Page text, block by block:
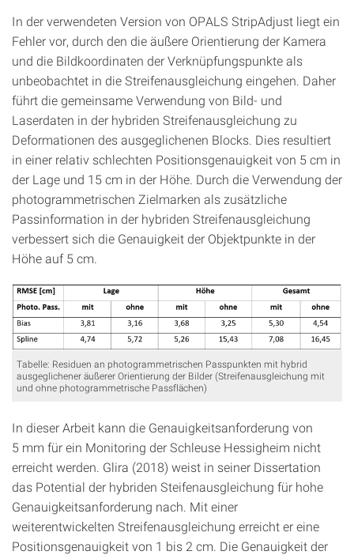
In der verwendeten Version von OPALS StripAdjust liegt ein
Fehler vor, durch den die äußere Orientierung der Kamera
und die Bildkoordinaten der Verknüpfungspunkte als
unbeobachtet in die Streifenausgleichung eingehen. Daher
führt die gemeinsame Verwendung von Bild- und
Laserdaten in der hybriden Streifenausgleichung zu
Deformationen des ausgeglichenen Blocks. Dies resultiert
in einer relativ schlechten Positionsgenauigkeit von 5 cm in
der Lage und 15 cm in der Höhe. Durch die Verwendung der
photogrammetrischen Zielmarken als zusätzliche
Passinformation in der hybriden Streifenausgleichung
verbessert sich die Genauigkeit der Objektpunkte in der
Höhe auf 5 cm.
Tabelle: Residuen an photogrammetrischen Passpunkten mit hybrid
ausgeglichener äußerer Orientierung der Bilder (Streifenausgleichung mit
und ohne photogrammetrische Passflächen)
In dieser Arbeit kann die Genauigkeitsanforderung von
5 mm für ein Monitoring der Schleuse Hessigheim nicht
erreicht werden. Glira (2018) weist in seiner Dissertation
das Potential der hybriden Steifenausgleichung für hohe
Genauigkeitsanforderung nach. Mit einer
weiterentwickelten Streifenausgleichung erreicht er eine
Positionsgenauigkeit von 1 bis 2 cm. Die Genauigkeit der